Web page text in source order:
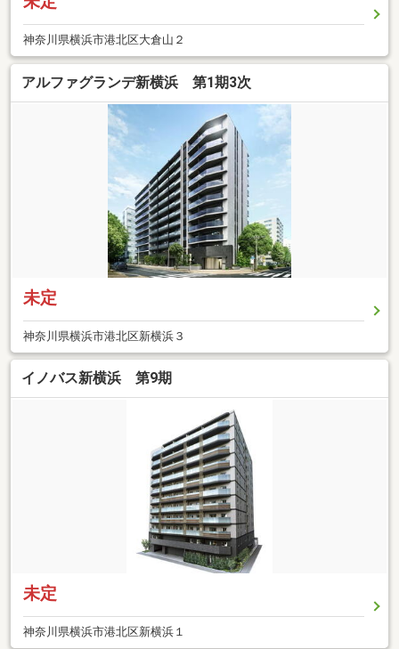
神奈川県横浜市港北区大倉山２
アルファグランデ新横浜 第1期3次
未定
神奈川県横浜市港北区新横浜３
イノバス新横浜 第9期
未定
神奈川県横浜市港北区新横浜１